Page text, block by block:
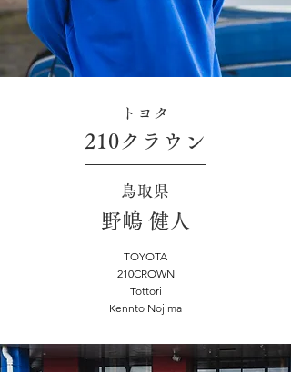
トヨタ
210クラウン
鳥取県
野嶋 健人
TOYOTA
210CROWN
Tottori
Kennto Nojima